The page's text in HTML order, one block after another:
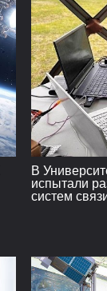
В
испытали
систем